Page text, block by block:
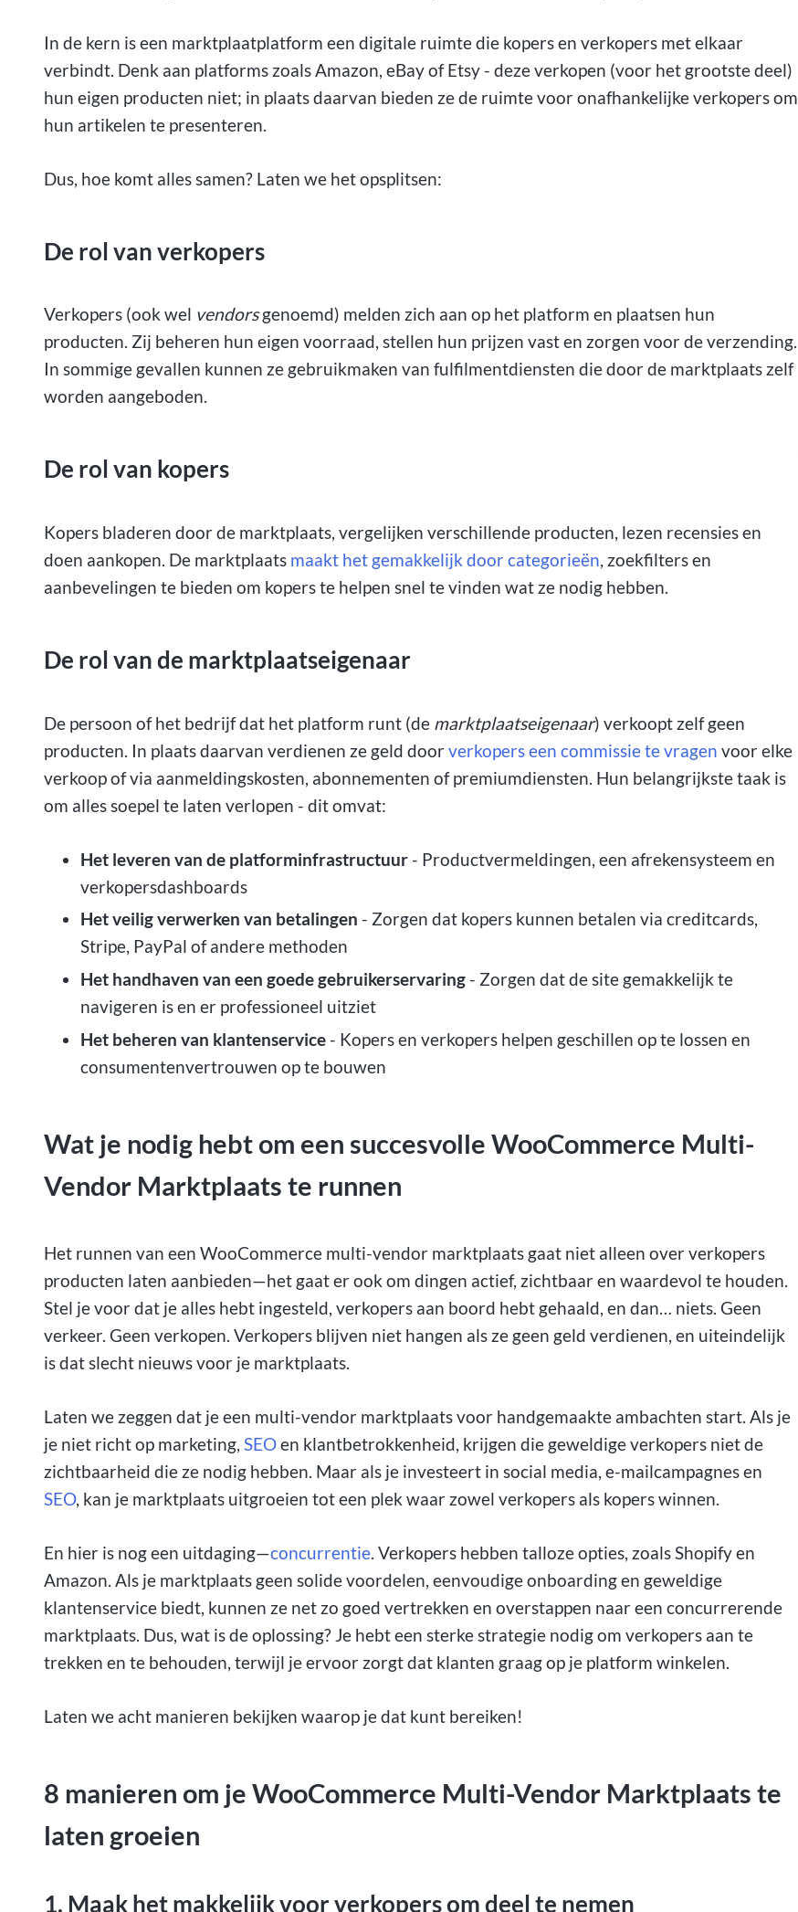
In de kern is een marktplaatplatform een digitale ruimte die kopers en verkopers met elkaar
verbindt. Denk aan platforms zoals Amazon, eBay of Etsy - deze verkopen (voor het grootste deel)
hun eigen producten niet; in plaats daarvan bieden ze de ruimte voor onafhankelijke verkopers om
hun artikelen te presenteren.
Dus, hoe komt alles samen? Laten we het opsplitsen:
De rol van verkopers
Verkopers (ook wel vendorsgenoemd) melden zich aan op het platform en plaatsen hun
producten. Zij beheren hun eigen voorraad, stellen hun prijzen vast en zorgen voor de verzending.
In sommige gevallen kunnen ze gebruikmaken van fulfilmentdiensten die door de marktplaats zelf
worden aangeboden.
De rol van kopers
Kopers bladeren door de marktplaats, vergelijken verschillende producten, lezen recensies en
doen aankopen. De marktplaats maakt het gemakkelijk door categorieën, zoekfilters en
aanbevelingen te bieden om kopers te helpen snel te vinden wat ze nodig hebben.
De rol van de marktplaatseigenaar
De persoon of het bedrijf dat het platform runt (de marktplaatseigenaar) verkoopt zelf geen
producten. In plaats daarvan verdienen ze geld doorverkopers een commissie te vragen voor elke
verkoop of via aanmeldingskosten, abonnementen of premiumdiensten. Hun belangrijkste taak is
om alles soepel te laten verlopen - dit omvat:
Het leveren van de platforminfrastructuur - Productvermeldingen, een afrekensysteem en
verkopersdashboards
Het veilig verwerken van betalingen - Zorgen dat kopers kunnen betalen via creditcards,
Stripe, PayPal of andere methoden
Het handhaven van een goede gebruikerservaring - Zorgen dat de site gemakkelijk te
navigeren is en er professioneel uitziet
Het beheren van klantenservice - Kopers en verkopers helpen geschillen op te lossen en
consumentenvertrouwen op te bouwen
Wat je nodig hebt om een succesvolle WooCommerce Multi-
Vendor Marktplaats te runnen
Het runnen van een WooCommerce multi-vendor marktplaats gaat niet alleen over verkopers
producten laten aanbieden—het gaat er ook om dingen actief, zichtbaar en waardevol te houden.
Stel je voor dat je alles hebt ingesteld, verkopers aan boord hebt gehaald, en dan… niets. Geen
verkeer. Geen verkopen. Verkopers blijven niet hangen als ze geen geld verdienen, en uiteindelijk
is dat slecht nieuws voor je marktplaats.
Laten we zeggen dat je een multi-vendor marktplaats voor handgemaakte ambachten start. Als je
je niet richt op marketing, SEOen klantbetrokkenheid, krijgen die geweldige verkopers niet de
zichtbaarheid die ze nodig hebben. Maar als je investeert in social media, e-mailcampagnes en
SEO, kan je marktplaats uitgroeien tot een plek waar zowel verkopers als kopers winnen.
En hier is nog een uitdaging—concurrentie. Verkopers hebben talloze opties, zoals Shopify en
Amazon. Als je marktplaats geen solide voordelen, eenvoudige onboarding en geweldige
klantenservice biedt, kunnen ze net zo goed vertrekken en overstappen naar een concurrerende
marktplaats. Dus, wat is de oplossing? Je hebt een sterke strategie nodig om verkopers aan te
trekken en te behouden, terwijl je ervoor zorgt dat klanten graag op je platform winkelen.
Laten we acht manieren bekijken waarop je dat kunt bereiken!
8 manieren om je WooCommerce Multi-Vendor Marktplaats te
laten groeien
1. Maak het makkelijk voor verkopers om deel te nemen